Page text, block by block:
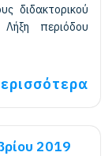
διδακτορικού
περιόδου
2019